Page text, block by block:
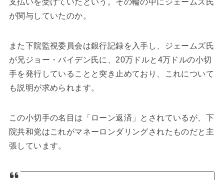
が関与していたのか。
また下院監視委員会は銀行記録を入手し、ジェームズ氏
が兄ジョー・バイデン氏に、20万ドルと4万ドルの小切
手を発行していることと突き止めており、これについて
も説明が求められます。
この小切手の名目は「ローン返済」とされているが、下
院共和党はこれがマネーロンダリングされたものだと主
張しています。